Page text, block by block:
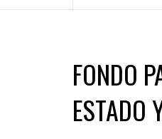
FONDO
ESTADO